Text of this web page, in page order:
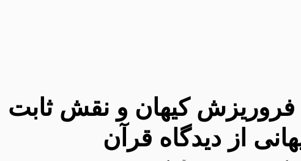
فروریزش کیهان و نقش ثابت
از دیدگاه قرآن